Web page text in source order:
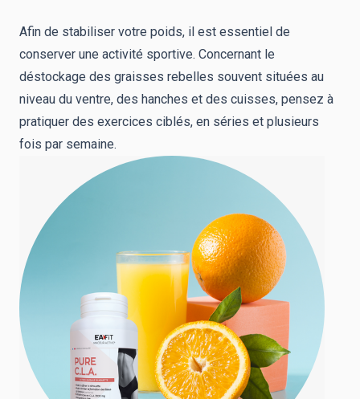
Afin de stabiliser votre poids, il est essentiel de
conserver une activité sportive. Concernant le
déstockage des graisses rebelles souvent situées au
niveau du ventre, des hanches et des cuisses, pensez à
pratiquer des exercices ciblés, en séries et plusieurs
fois par semaine.